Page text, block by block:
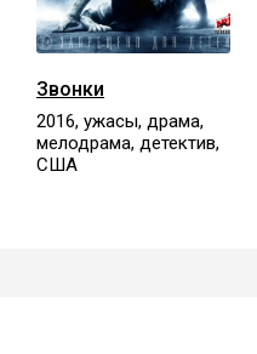
Звонки
2016, ужасы, драма,
мелодрама, детектив,
США